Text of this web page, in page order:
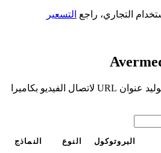
التجاري، راجع التسعير
نصيحة: انقر فوق النموذج لتوليد عنوان URL لاتصال الفيديو بكاميرا
النماذج النوع البروتوكول